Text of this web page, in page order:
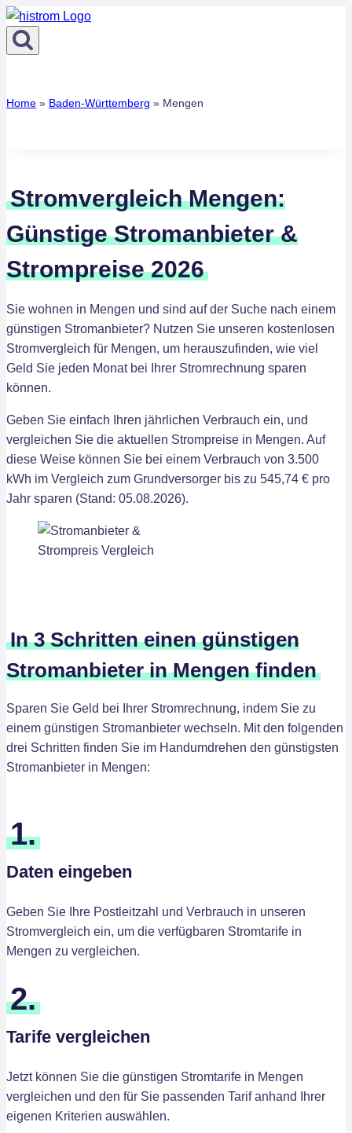
Zum
Inhalt
springen
Home » Baden-Württemberg » Mengen
Stromvergleich Mengen:
Günstige Stromanbieter &
Strompreise 2026
Sie wohnen in Mengen und sind auf der Suche nach einem
günstigen Stromanbieter? Nutzen Sie unseren kostenlosen
Stromvergleich für Mengen, um herauszufinden, wie viel
Geld Sie jeden Monat bei Ihrer Stromrechnung sparen
können.
Geben Sie einfach Ihren jährlichen Verbrauch ein, und
vergleichen Sie die aktuellen Strompreise in Mengen. Auf
diese Weise können Sie bei einem Verbrauch von 3.500
kWh im Vergleich zum Grundversorger bis zu 545,74 € pro
Jahr sparen (Stand: 05.08.2026).
In 3 Schritten einen günstigen
Stromanbieter in Mengen finden
Sparen Sie Geld bei Ihrer Stromrechnung, indem Sie zu
einem günstigen Stromanbieter wechseln. Mit den folgenden
drei Schritten finden Sie im Handumdrehen den günstigsten
Stromanbieter in Mengen:
1.
Daten eingeben
Geben Sie Ihre Postleitzahl und Verbrauch in unseren
Stromvergleich ein, um die verfügbaren Stromtarife in
Mengen zu vergleichen.
2.
Tarife vergleichen
Jetzt können Sie die günstigen Stromtarife in Mengen
vergleichen und den für Sie passenden Tarif anhand Ihrer
eigenen Kriterien auswählen.